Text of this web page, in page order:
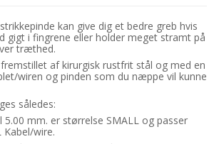
kan give dig et bedre greb hvis
gigt i fingrene eller holder meget stramt på
træthed.
af kirurgisk rustfrit stål og med en
wiren og pinden som du næppe vil kunne
således:
mm. er størrelse SMALL og passer
Kabel/wire.